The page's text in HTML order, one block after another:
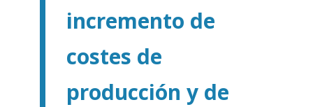
incremento de
costes de
producción y de